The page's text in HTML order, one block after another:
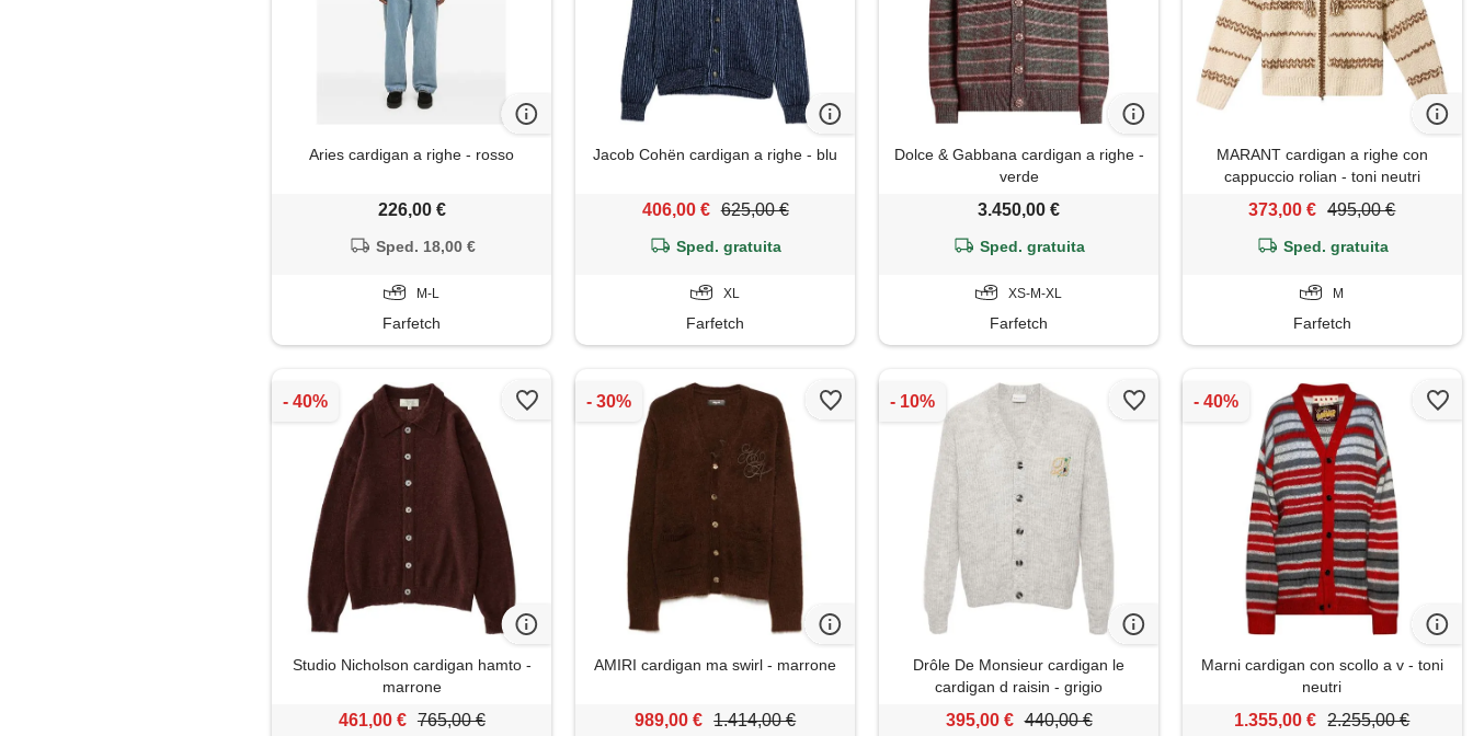
Aries cardigan a righe - rosso
226,00 €
Sped. 18,00 €
M-L
Farfetch
Jacob Cohën cardigan a righe - blu
406,00 € 625,00 €
Sped. gratuita
XL
Farfetch
Dolce & Gabbana cardigan a righe -
verde
3.450,00 €
Sped. gratuita
XS-M-XL
Farfetch
MARANT cardigan a righe con
cappuccio rolian - toni neutri
373,00 € 495,00 €
Sped. gratuita
M
Farfetch
Studio Nicholson cardigan hamto -
marrone
461,00 € 765,00 €
AMIRI cardigan ma swirl - marrone
989,00 € 1.414,00 €
Drôle De Monsieur cardigan le
cardigan d raisin - grigio
395,00 € 440,00 €
Marni cardigan con scollo a v - toni
neutri
1.355,00 € 2.255,00 €